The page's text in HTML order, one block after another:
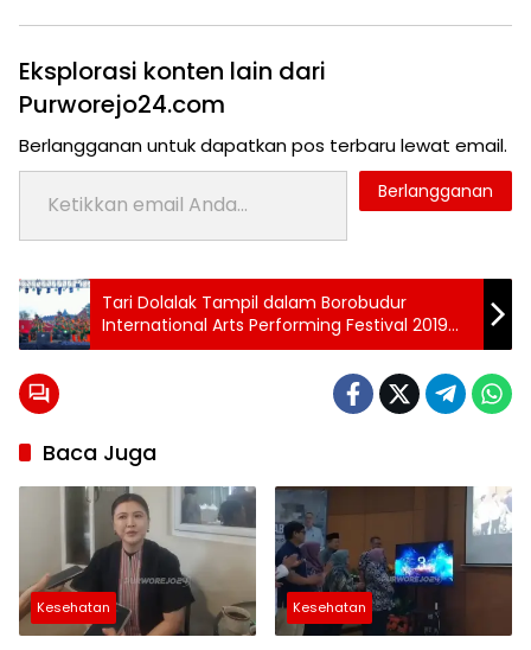
Eksplorasi konten lain dari
Purworejo24.com
Berlangganan untuk dapatkan pos terbaru lewat email.
Ketikkan email Anda...
Berlangganan
Tag:
berita
purworejo
BPJS
pemeriksaankesehatan
periksa
gratis
Prolanis
Tari Dolalak Tampil dalam Borobudur
International Arts Performing Festival 2019
dan Festival Lima Gunung
Baca Juga
Kesehatan Kesehatan